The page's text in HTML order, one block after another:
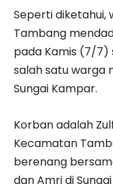
Seperti diketahui,
Tambang
pada Kamis (7/7)
salah satu warga
Sungai Kampar.
Korban adalah
Kecamatan
berenang
dan Amri di